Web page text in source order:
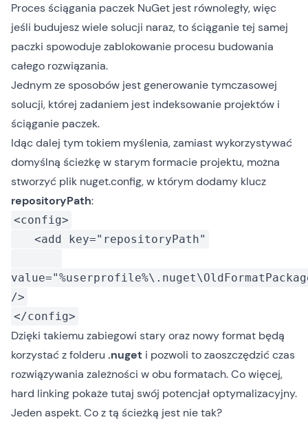
Proces ściągania paczek NuGet jest równoległy, więc
jeśli budujesz wiele solucji naraz, to ściąganie tej samej
paczki spowoduje zablokowanie procesu budowania
całego rozwiązania.
Jednym ze sposobów jest generowanie tymczasowej
solucji, której zadaniem jest indeksowanie projektów i
ściąganie paczek.
Idąc dalej tym tokiem myślenia, zamiast wykorzystywać
domyślną ścieżkę w starym formacie projektu, można
stworzyć plik nuget.config, w którym dodamy klucz
repositoryPath:
<config>
<add key="repositoryPath"
/>
</config>
Dzięki takiemu zabiegowi stary oraz nowy format będą
korzystać z folderu .nuget i pozwoli to zaoszczędzić czas
rozwiązywania zależności w obu formatach. Co więcej,
hard linking pokaże tutaj swój potencjał optymalizacyjny.
Jeden aspekt. Co z tą ścieżką jest nie tak?